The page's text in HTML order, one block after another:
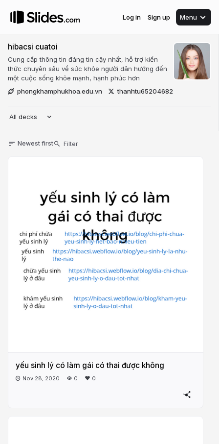
Log in Sign up Menu
hibacsi cuatoi
Cung cấp thông tin đáng tin cậy nhất, hỗ trợ kiến
thức chuyên sâu về sức khỏe người dân hướng đến
một cuộc sống khỏe mạnh, hạnh phúc hơn
phongkhamphukhoa.edu.vn
thanhtu65204682
All decks
Newest first
yếu sinh lý có làm gái có thai được không
Nov 28, 2020 0 0